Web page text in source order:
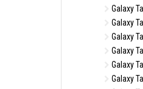
Galaxy
Galaxy
Galaxy
Galaxy
Galaxy
Galaxy